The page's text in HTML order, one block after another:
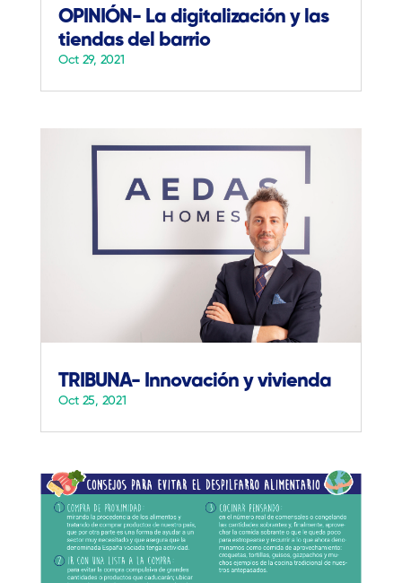
OPINIÓN- La digitalización y las
tiendas del barrio
Oct 29, 2021
TRIBUNA- Innovación y vivienda
Oct 25, 2021